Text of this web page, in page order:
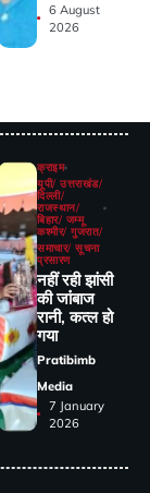
6 August
2026
क्राइम
यूपी/ उत्तराखंड/
दिल्ली/
राजस्थान/
बिहार/ जम्मू
कश्मीर/ गुजरात/
समाचार/ सूचना
प्रसारण
नहीं रही झांसी
की जांंबाज
रानी, कत्‍ल हो
गया
Pratibimb
Media
7 January
2026